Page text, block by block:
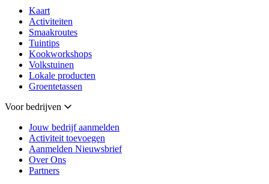
Kaart
Activiteiten
Smaakroutes
Tuintips
Kookworkshops
Volkstuinen
Lokale producten
Groentetassen
Voor bedrijven
Jouw bedrijf aanmelden
Activiteit toevoegen
Aanmelden Nieuwsbrief
Over Ons
Partners